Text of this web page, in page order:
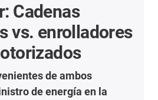
Cadenas
vs. enrolladores
de ambos
de energía en la